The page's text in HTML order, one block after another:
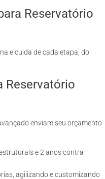
Reservatório
e cuida de cada etapa, do
Reservatório
enviam seu orçamento
e 2 anos contra
agilizando e customizando